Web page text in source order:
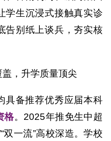
学生沉浸式接触真实诊
告别纸上谈兵，夯实核
，升学质量顶尖
具备推荐优秀应届本科
格。 2025年推免生中超
双一流”高校深造。学校